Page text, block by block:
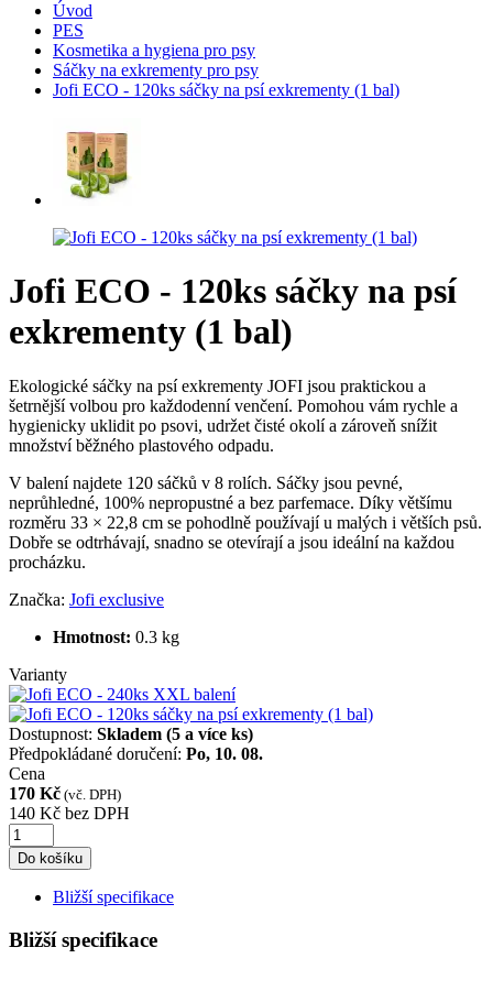
Úvod
PES
Kosmetika a hygiena pro psy
Sáčky na exkrementy pro psy
Jofi ECO - 120ks sáčky na psí exkrementy (1 bal)
Jofi ECO - 120ks sáčky na psí
exkrementy (1 bal)
Ekologické sáčky na psí exkrementy JOFI jsou praktickou a
šetrnější volbou pro každodenní venčení. Pomohou vám rychle a
hygienicky uklidit po psovi, udržet čisté okolí a zároveň snížit
množství běžného plastového odpadu.
V balení najdete 120 sáčků v 8 rolích. Sáčky jsou pevné,
neprůhledné, 100% nepropustné a bez parfemace. Díky většímu
rozměru 33 × 22,8 cm se pohodlně používají u malých i větších psů.
Dobře se odtrhávají, snadno se otevírají a jsou ideální na každou
procházku.
Značka: Jofi exclusive
Hmotnost: 0.3 kg
Varianty
Dostupnost: Skladem (5 a více ks)
Předpokládané doručení: Po, 10. 08.
Cena
170 Kč (vč. DPH)
140 Kč bez DPH
Do košíku
Bližší specifikace
Bližší specifikace